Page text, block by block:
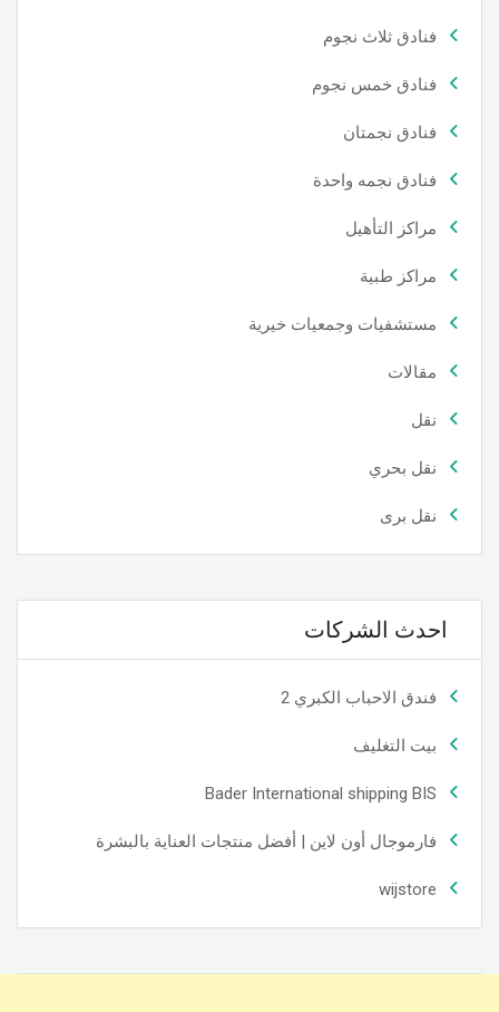
فنادق ثلاث نجوم
فنادق خمس نجوم
فنادق نجمتان
فنادق نجمه واحدة
مراكز التأهيل
مراكز طبية
مستشفيات وجمعيات خيرية
مقالات
نقل
نقل بحري
نقل برى
احدث الشركات
فندق الاحباب الكبري 2
بيت التغليف
Bader International shipping BIS
فارموجال أون لاين | أفضل منتجات العناية بالبشرة
wijstore